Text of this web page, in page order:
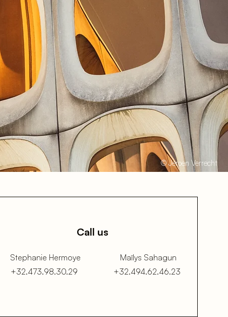
© Jeroen Verrecht
Call us
Stephanie Hermoye
+32.473.98.30.29
Maïlys Sahagun
+32.494.62.46.23